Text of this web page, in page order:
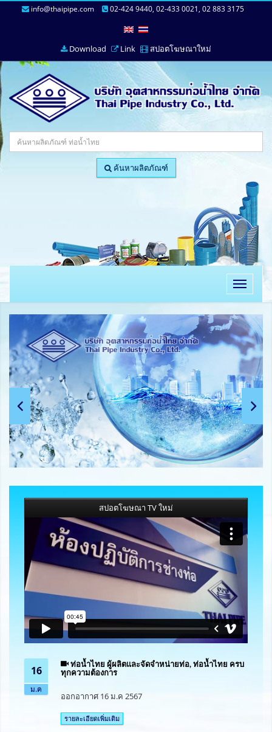
info@thaipipe.com 02-424 9440, 02-433 0021, 02 883 3175
Download Link สปอตโฆษณาใหม่
ค้นหาผลิตภัณฑ์
Previous Next
สปอตโฆษณา TV ใหม่
16
ม.ค
ท่อน้ำไทย ผู้ผลิตและจัดจำหน่ายท่อ, ท่อน้ำไทย ครบ
ทุกความต้องการ
ออกอากาศ 16 ม.ค 2567
รายละเอียดเพิ่มเติม